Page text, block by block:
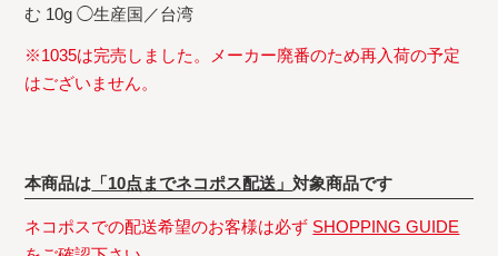
む 10g ◯生産国／台湾
※1035は完売しました。メーカー廃番のため再入荷の予定
はございません。
本商品は 「10点までネコポス配送」対象商品です
ネコポスでの配送希望のお客様は必ず SHOPPING GUIDE